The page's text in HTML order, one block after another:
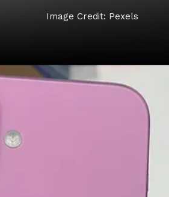
Image Credit: Pexels